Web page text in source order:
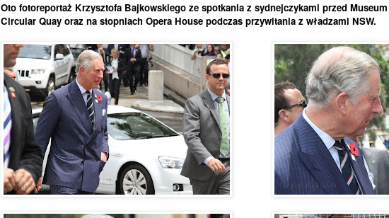
Oto fotoreportaż Krzysztofa Bajkowskiego ze spotkania z sydnejczykami przed
Circular Quay oraz na stopniach Opera House podczas przywitania z władzami NSW.